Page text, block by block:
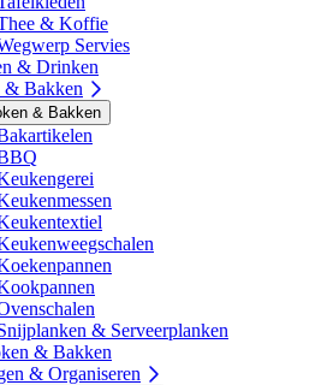
& Koffie
Servies
& Drinken
& Bakken
& Bakken
& Serveerplanken
& Bakken
& Organiseren